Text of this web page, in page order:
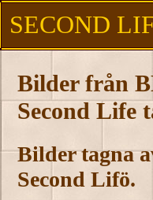
SECOND
Bilder från
Second Life
Bilder tagna
Second Lifö.